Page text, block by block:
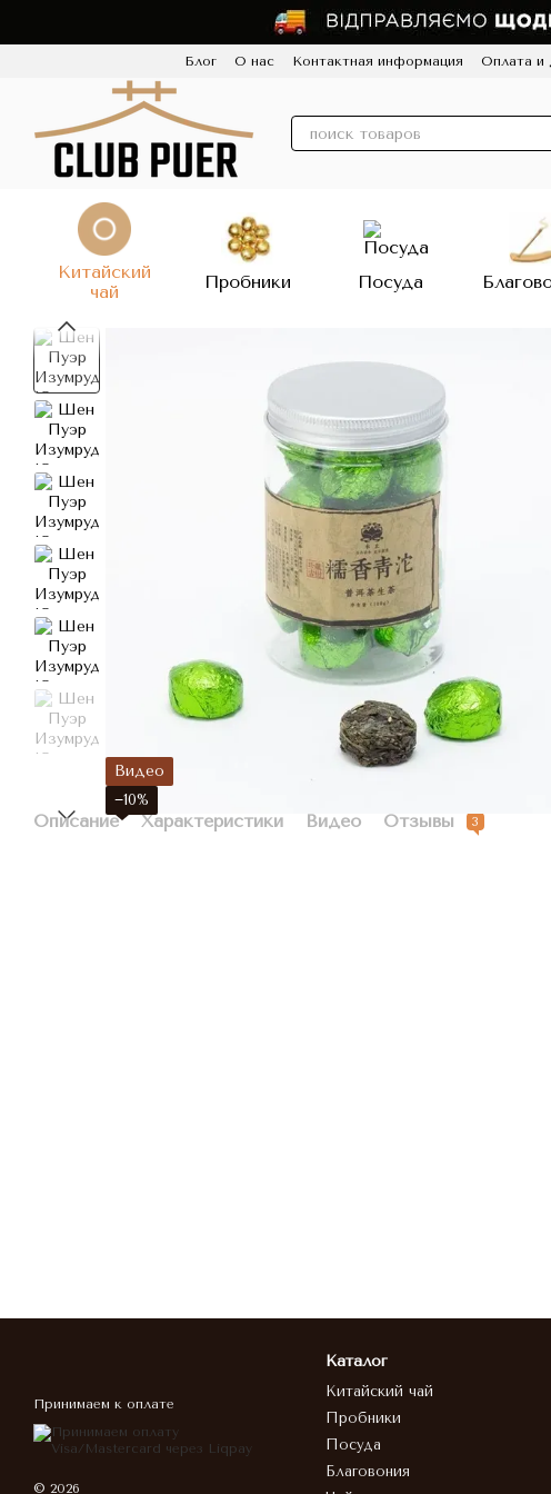
Блог О нас Контактная информация Оплата и
Китайский
чай
Пробники Посуда
Видео
−10%
Описание Характеристики Видео Отзывы 3
Принимаем к оплате
© 2026
Каталог
Китайский чай
Пробники
Посуда
Благовония